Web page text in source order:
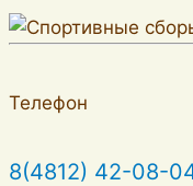
Телефон
8(4812) 42-08-